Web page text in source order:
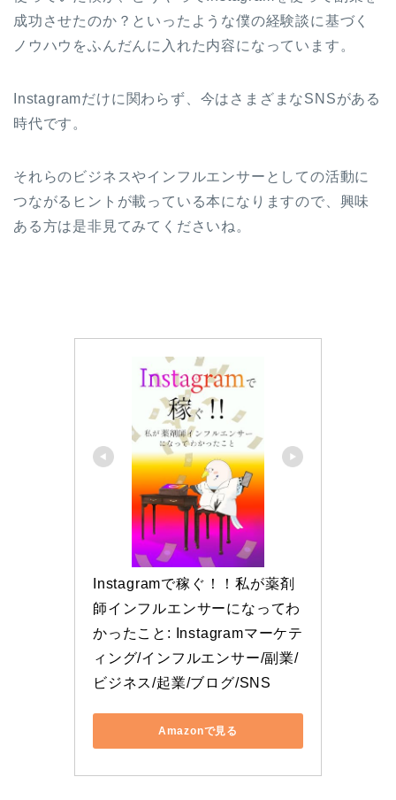
成功させたのか？といったような僕の経験談に基づく
ノウハウをふんだんに入れた内容になっています。
Instagramだけに関わらず、今はさまざまなSNSがある
時代です。
それらのビジネスやインフルエンサーとしての活動に
つながるヒントが載っている本になりますので、興味
ある方は是非見てみてくださいね。
Instagramで稼ぐ！！私が薬剤
師インフルエンサーになってわ
かったこと: Instagramマーケテ
ィング/インフルエンサー/副業/
ビジネス/起業/ブログ/SNS
Amazonで見る